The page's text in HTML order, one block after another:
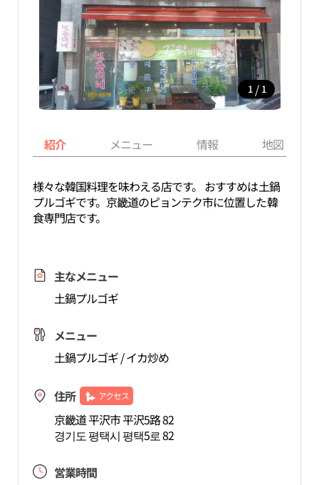
1 / 1
紹介 メニュー 情報 地図
様々な韓国料理を味わえる店です。 おすすめは土鍋
プルゴギです。京畿道のピョンテク市に位置した韓
食専門店です。
主なメニュー
土鍋プルゴギ
メニュー
土鍋プルゴギ / イカ炒め
住所 アクセス
京畿道 平沢市 平沢5路 82
경기도 평택시 평택5로 82
営業時間